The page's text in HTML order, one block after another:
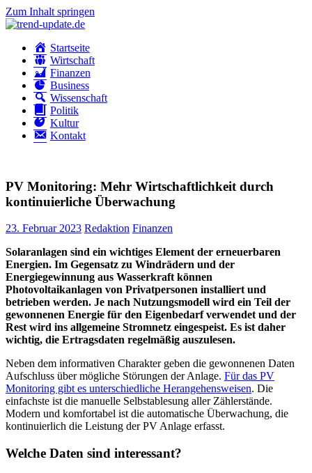
Zum Inhalt springen
trend-
update.de
Trends
News
Wirtschaft,
Wissenschaft
Politik
Startseite
Wirtschaft
Finanzen
Business
Wissenschaft
Politik
Kultur
Kontakt
PV Monitoring: Mehr Wirtschaftlichkeit durch
kontinuierliche Überwachung
23. Februar 2023 Redaktion Finanzen
Solaranlagen sind ein wichtiges Element der erneuerbaren
Energien. Im Gegensatz zu Windrädern und der
Energiegewinnung aus Wasserkraft können
Photovoltaikanlagen von Privatpersonen installiert und
betrieben werden. Je nach Nutzungsmodell wird ein Teil der
gewonnenen Energie für den Eigenbedarf verwendet und der
Rest wird ins allgemeine Stromnetz eingespeist. Es ist daher
wichtig, die Ertragsdaten regelmäßig auszulesen.
Neben dem informativen Charakter geben die gewonnenen Daten
Aufschluss über mögliche Störungen der Anlage. Für das PV
Monitoring gibt es unterschiedliche Herangehensweisen. Die
einfachste ist die manuelle Selbstablesung aller Zählerstände.
Modern und komfortabel ist die automatische Überwachung, die
kontinuierlich die Leistung der PV Anlage erfasst.
Welche Daten sind interessant?